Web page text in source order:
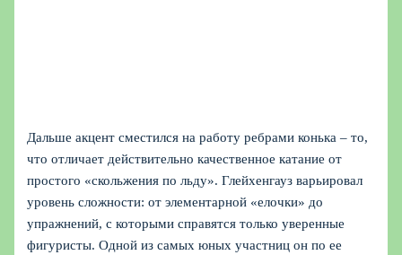
Дальше акцент сместился на работу ребрами конька – то,
что отличает действительно качественное катание от
простого «скольжения по льду». Глейхенгауз варьировал
уровень сложности: от элементарной «елочки» до
упражнений, с которыми справятся только уверенные
фигуристы. Одной из самых юных участниц он по ее